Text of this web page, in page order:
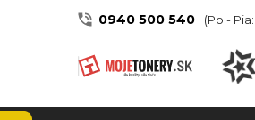
0940 500 540 (Po -